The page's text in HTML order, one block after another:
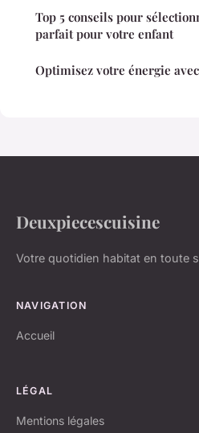
Top 5 conseils pour
parfait pour votre enfant
Optimisez votre énergie
Deuxpiecescuisine
Votre quotidien habitat en toute
NAVIGATION
Accueil
LÉGAL
Mentions légales